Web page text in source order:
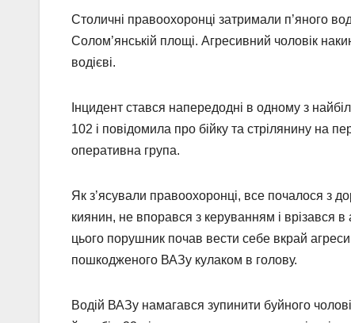
Столичні правоохоронці затримали п’яного
Солом’янській площі. Агресивний чоловік
водієві.
Інцидент стався напередодні в одному з
102 і повідомила про бійку та стрілянину на
оперативна група.
Як з’ясували правоохоронці, все почалося з
киянин, не впорався з керуванням і врізався
цього порушник почав вести себе вкрай
пошкодженого ВАЗу кулаком в голову.
Водій ВАЗу намагався зупинити буйного